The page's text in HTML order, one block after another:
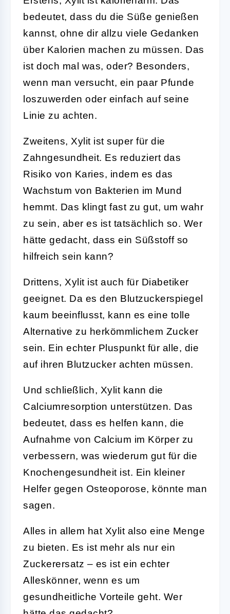
bedeutet, dass du die Süße genießen
kannst, ohne dir allzu viele Gedanken
über Kalorien machen zu müssen. Das
ist doch mal was, oder? Besonders,
wenn man versucht, ein paar Pfunde
loszuwerden oder einfach auf seine
Linie zu achten.
Zweitens, Xylit ist super für die
Zahngesundheit. Es reduziert das
Risiko von Karies, indem es das
Wachstum von Bakterien im Mund
hemmt. Das klingt fast zu gut, um wahr
zu sein, aber es ist tatsächlich so. Wer
hätte gedacht, dass ein Süßstoff so
hilfreich sein kann?
Drittens, Xylit ist auch für Diabetiker
geeignet. Da es den Blutzuckerspiegel
kaum beeinflusst, kann es eine tolle
Alternative zu herkömmlichem Zucker
sein. Ein echter Pluspunkt für alle, die
auf ihren Blutzucker achten müssen.
Und schließlich, Xylit kann die
Calciumresorption unterstützen. Das
bedeutet, dass es helfen kann, die
Aufnahme von Calcium im Körper zu
verbessern, was wiederum gut für die
Knochengesundheit ist. Ein kleiner
Helfer gegen Osteoporose, könnte man
sagen.
Alles in allem hat Xylit also eine Menge
zu bieten. Es ist mehr als nur ein
Zuckerersatz – es ist ein echter
Alleskönner, wenn es um
gesundheitliche Vorteile geht. Wer